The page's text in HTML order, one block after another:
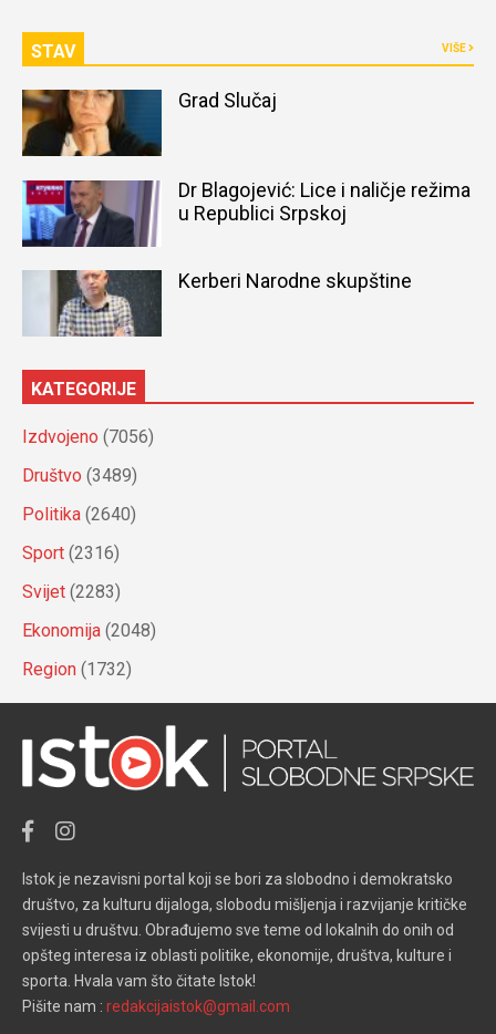
STAV VIŠE
Grad Slučaj
Dr Blagojević: Lice i naličje režima
u Republici Srpskoj
Kerberi Narodne skupštine
KATEGORIJE
Izdvojeno (7056)
Društvo (3489)
Politika (2640)
Sport (2316)
Svijet (2283)
Ekonomija (2048)
Region (1732)
Istok je nezavisni portal koji se bori za slobodno i demokratsko
društvo, za kulturu dijaloga, slobodu mišljenja i razvijanje kritičke
svijesti u društvu. Obrađujemo sve teme od lokalnih do onih od
opšteg interesa iz oblasti politike, ekonomije, društva, kulture i
sporta. Hvala vam što čitate Istok!
Pišite nam : redakcijaistok@gmail.com